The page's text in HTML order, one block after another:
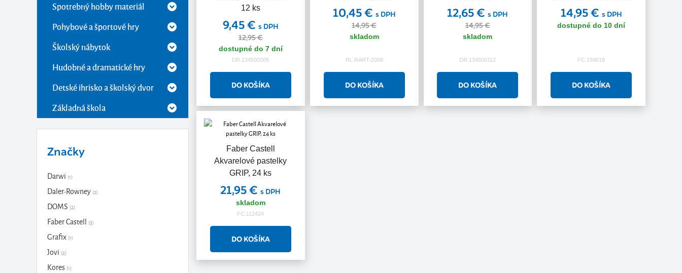
Spotrebný hobby materiál
Pohybové a športové hry
Školský nábytok
Hudobné a dramatické hry
Detské ihrisko a školský dvor
Základná škola
Značky
Darwi (1)
Daler-Rowney (2)
DOMS (2)
Faber Castell (3)
Grafix (1)
Jovi (2)
Kores (1)
12 ks
9,45 € s DPH
12,95 €
dostupné do 7 dní
DR.134500005
10,45 € s DPH
14,95 €
skladom
RL.RART-2008
12,65 €s DPH
14,95 €
skladom
DR.134500112
14,95 € s DPH
dostupné do 10 dní
FC.169618
Faber Castell
Akvarelové pastelky
GRIP, 24 ks
21,95 €s DPH
skladom
FC.112424